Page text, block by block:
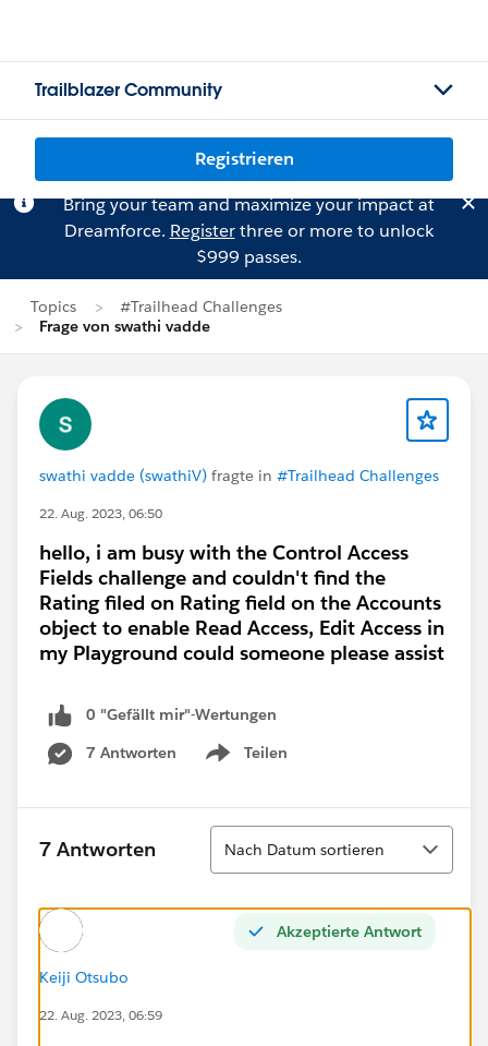
Trailblazer Community
Registrieren
Bring your team and maximize your impact at
Dreamforce. Registerthree or more to unlock
$999 passes.
Topics
#Trailhead Challenges
Frage von swathi vadde
swathi vadde (swathiV) fragte in #Trailhead Challenges
22. Aug. 2023, 06:50
hello, i am busy with the Control Access
Fields challenge and couldn't find the
Rating filed on Rating field on the Accounts
object to enable Read Access, Edit Access in
my Playground could someone please assist
0 "Gefällt mir"-Wertungen
7 Antworten
Teilen
Show menu
7 Antworten
Sortieren
Nach Datum sortieren
Akzeptierte Antwort
Keiji Otsubo
22. Aug. 2023, 06:59